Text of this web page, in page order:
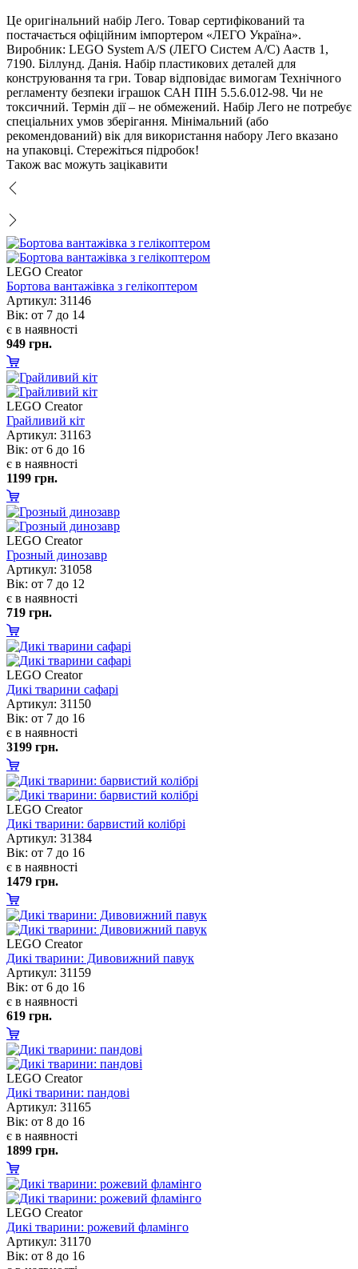
Це оригінальний набір Лего. Товар сертифікований та
постачається офіційним імпортером «ЛЕГО Україна».
иробник: LEGO System A/S (ЛЕГО Систем А/С) Ааств 1,
7190. Біллунд. Данія. Набір пластикових деталей для
конструювання та гри. Товар відповідає вимогам Технічного
регламенту безпеки іграшок САН ПІН 5.5.6.012-98. Чи не
токсичний. Термін дії – не обмежений. Набір Лего не потребує
спеціальних умов зберігання. Мінімальний (або
рекомендований) вік для використання набору Лего вказано
на упаковці. Стережіться підробок!
Також вас можуть зацікавити
LEGO Creator
Бортова вантажівка з гелікоптером
Артикул: 31146
ік: от 7 до 14
є в наявності
949 грн.
LEGO Creator
Грайливий кіт
Артикул: 31163
ік: от 6 до 16
є в наявності
1199 грн.
LEGO Creator
Грозный динозавр
Артикул: 31058
ік: от 7 до 12
є в наявності
719 грн.
LEGO Creator
Дикі тварини сафарі
Артикул: 31150
ік: от 7 до 16
є в наявності
3199 грн.
LEGO Creator
Дикі тварини: барвистий колібрі
Артикул: 31384
ік: от 7 до 16
є в наявності
1479 грн.
LEGO Creator
Дикі тварини: Дивовижний павук
Артикул: 31159
ік: от 6 до 16
є в наявності
619 грн.
LEGO Creator
Дикі тварини: пандові
Артикул: 31165
ік: от 8 до 16
є в наявності
1899 грн.
LEGO Creator
Дикі тварини: рожевий фламінго
Артикул: 31170
ік: от 8 до 16